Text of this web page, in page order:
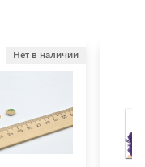
Нет в наличии